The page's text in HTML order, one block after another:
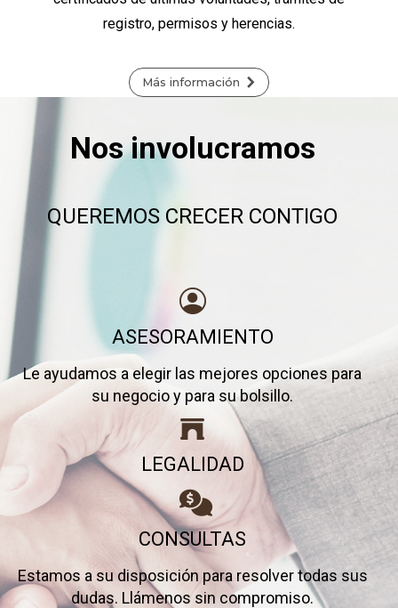
registro, permisos y herencias.
Más información
Nos involucramos
QUEREMOS CRECER CONTIGO
ASESORAMIENTO
Le ayudamos a elegir las mejores opciones para
su negocio y para su bolsillo.
LEGALIDAD
CONSULTAS
Estamos a su disposición para resolver todas sus
dudas. Llámenos sin compromiso.